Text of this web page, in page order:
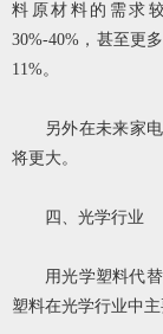
料原材料的需求
30%-40%，甚至更
11%。
另外在未来家
将更大。
四、光学行业
用光学塑料代
塑料在光学行业中